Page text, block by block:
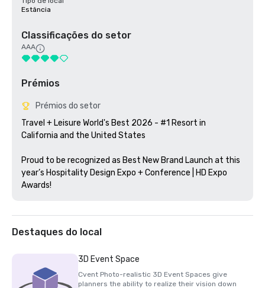
Estância
Classificações do setor
AAA
Prémios
Prémios do setor
Travel + Leisure World's Best 2026 - #1 Resort in
California and the United States
Proud to be recognized as Best New Brand Launch at this
year’s Hospitality Design Expo + Conference | HD Expo
Awards!
Destaques do local
3D Event Space
Cvent Photo-realistic 3D Event Spaces give
planners the ability to realize their vision down